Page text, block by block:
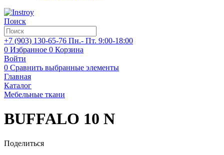
Поиск
+7 (903) 130-65-76 Пн.- Пт. 9:00-18:00
0 Избранное 0 Корзина
Войти
0 Сравнить выбранные элементы
Главная
Каталог
Мебельные ткани
BUFFALO 10 N
Поделиться